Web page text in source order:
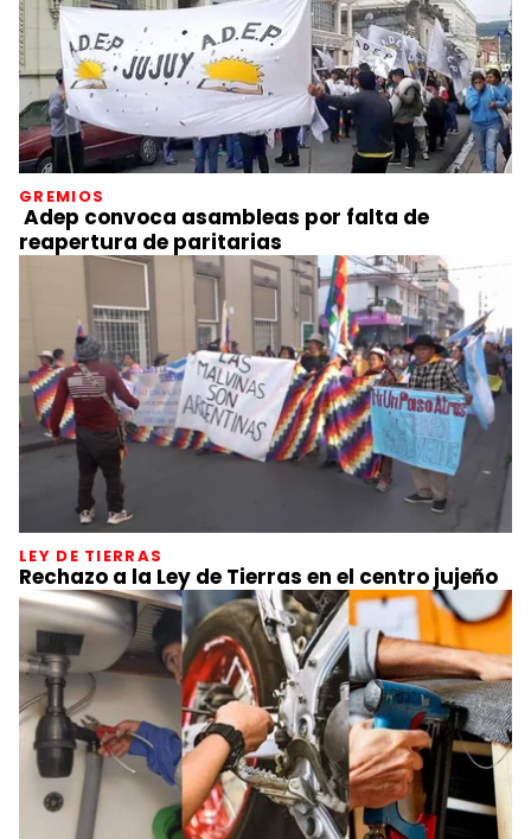
GREMIOS
Adep convoca asambleas por falta de
reapertura de paritarias
LEY DE TIERRAS
Rechazo a la Ley de Tierras en el centro jujeño